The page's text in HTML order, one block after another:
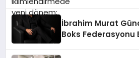
İbrahim Murat
Boks Federasyonu